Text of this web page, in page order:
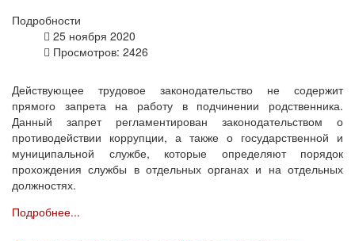
Подробности
25 ноября 2020
Просмотров: 2426
Действующее трудовое законодательство не содержит
прямого запрета на работу в подчинении родственника.
Данный запрет регламентирован законодательством о
противодействии коррупции, а также о государственной и
муниципальной службе, которые определяют порядок
прохождения службы в отдельных органах и на отдельных
должностях.
Подробнее...